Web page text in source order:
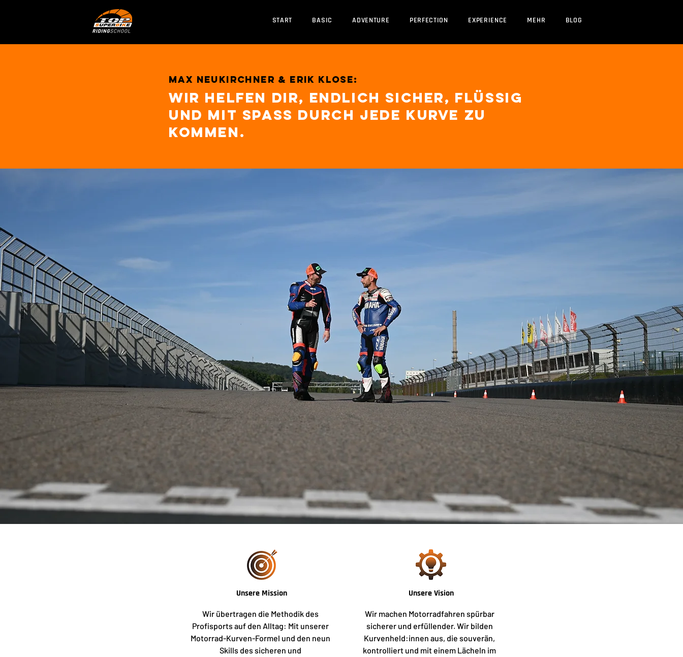
START BASIC ADVENTURE PERFECTION EXPERIENCE MEHR BLOG
Max neukirchner & Erik Klose:
Wir helfen dir, endlich sicher, flüssig
und mit Spass durch jede Kurve zu
kommen.
Wir übertragen die Methodik des
Profisports auf den Alltag: Mit unserer
Motorrad-Kurven-Formel und den neun
Skills des sicheren und
Unsere Mission
Wir machen Motorradfahren spürbar
sicherer und erfüllender. Wir bilden
Kurvenheld:innen aus, die souverän,
kontrolliert und mit einem Lächeln im
Unsere Vision